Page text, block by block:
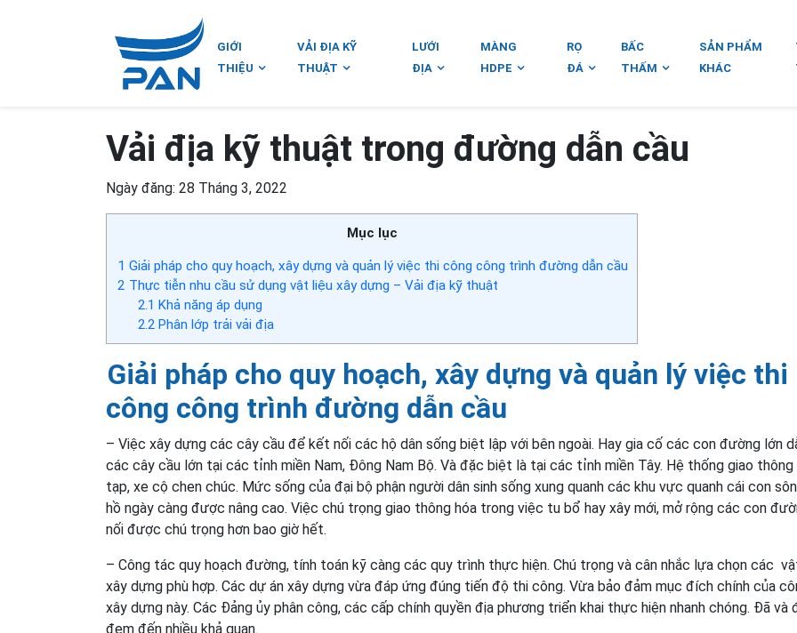
GIỚI
THIỆU
VẢI ĐỊA KỸ
THUẬT
LƯỚI
ĐỊA
MÀNG
HDPE
RỌ
ĐÁ
BẤC
THẤM
SẢN PHẨM
KHÁC
Vải địa kỹ thuật trong đường dẫn cầu
Ngày đăng: 28 Tháng 3, 2022
Mục lục
1 Giải pháp cho quy hoạch, xây dựng và quản lý việc thi công công trình đường dẫn cầu
2 Thực tiễn nhu cầu sử dụng vật liệu xây dựng – Vải địa kỹ thuật
2.1 Khả năng áp dụng
2.2Phân lớp trải vải địa
Giải pháp cho quy hoạch, xây dựng và quản lý việc thi
công công trình đường dẫn cầu
– Việc xây dựng các cây cầu để kết nối các hộ dân sống biệt lập với bên ngoài. Hay gia cố các con đường lớn
các cây cầu lớn tại các tỉnh miền Nam, Đông Nam Bộ. Và đặc biệt là tại các tỉnh miền Tây. Hệ thống giao
tạp, xe cộ chen chúc. Mức sống của đại bộ phận người dân sinh sống xung quanh các khu vực quanh cái con
hồ ngày càng được nâng cao. Việc chú trọng giao thông hóa trong việc tu bổ hay xây mới, mở rộng các con
nối được chú trọng hơn bao giờ hết.
– Công tác quy hoạch đường, tính toán kỹ càng các quy trình thực hiện. Chú trọng và cân nhắc lựa chọn các
xây dựng phù hợp. Các dự án xây dựng vừa đáp ứng đúng tiến độ thi công. Vừa bảo đảm mục đích chính của
xây dựng này. Các Đảng ủy phân công, các cấp chính quyền địa phương triển khai thực hiện nhanh chóng. Đã và
đem đến nhiều khả quan.